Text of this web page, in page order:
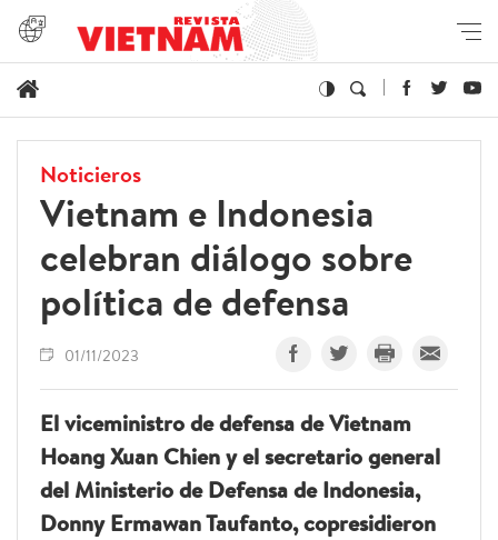
Noticieros
Vietnam e Indonesia
celebran diálogo sobre
política de defensa
01/11/2023
El viceministro de defensa de Vietnam
Hoang Xuan Chien y el secretario general
del Ministerio de Defensa de Indonesia,
Donny Ermawan Taufanto, copresidieron